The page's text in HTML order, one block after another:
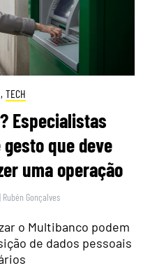
, TECH
Especialistas
que deve
uma operação
| Rubén Gonçalves
o Multibanco podem
de dados pessoais